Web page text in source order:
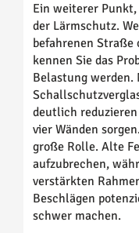
Ein weiterer
der Lärmschutz.
befahrenen Straße
kennen Sie das
Belastung werden.
deutlich
vier Wänden
große Rolle. Alte
aufzubrechen,
verstärkten
Beschlägen
schwer machen.